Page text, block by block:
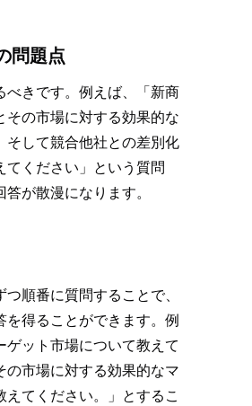
問題点
べきです。例えば、「新商
その市場に対する効果的な
そして競合他社との差別化
てください」という質問
が散漫になります。
順番に質問することで、
を得ることができます。例
ゲット市場について教えて
の市場に対する効果的なマ
えてください。」とするこ